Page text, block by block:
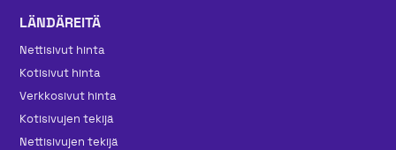
LÄNDÄREITÄ
Nettisivut hinta
Kotisivut hinta
Verkkosivut hinta
Kotisivujen tekijä
Nettisivujen tekijä